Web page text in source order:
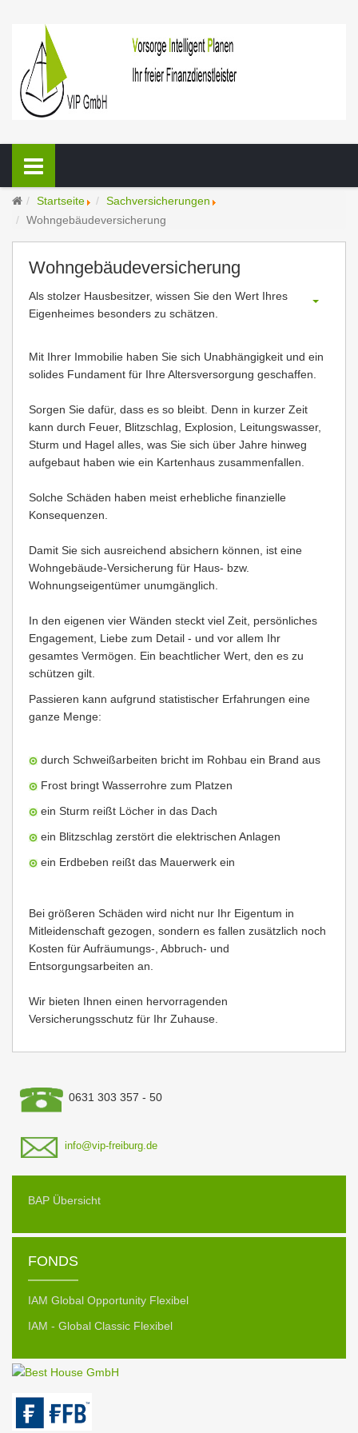
Startseite
Sachversicherungen
Wohngebäudeversicherung
Wohngebäudeversicherung
Als stolzer Hausbesitzer, wissen Sie den Wert Ihres
Eigenheimes besonders zu schätzen.
Mit Ihrer Immobilie haben Sie sich Unabhängigkeit und ein
solides Fundament für Ihre Altersversorgung geschaffen.
Sorgen Sie dafür, dass es so bleibt. Denn in kurzer Zeit
kann durch Feuer, Blitzschlag, Explosion, Leitungswasser,
Sturm und Hagel alles, was Sie sich über Jahre hinweg
aufgebaut haben wie ein Kartenhaus zusammenfallen.
Solche Schäden haben meist erhebliche finanzielle
Konsequenzen.
Damit Sie sich ausreichend absichern können, ist eine
Wohngebäude-Versicherung für Haus- bzw.
Wohnungseigentümer unumgänglich.
In den eigenen vier Wänden steckt viel Zeit, persönliches
Engagement, Liebe zum Detail - und vor allem Ihr
gesamtes Vermögen. Ein beachtlicher Wert, den es zu
schützen gilt.
Passieren kann aufgrund statistischer Erfahrungen eine
ganze Menge:
durch Schweißarbeiten bricht im Rohbau ein Brand aus
Frost bringt Wasserrohre zum Platzen
ein Sturm reißt Löcher in das Dach
ein Blitzschlag zerstört die elektrischen Anlagen
ein Erdbeben reißt das Mauerwerk ein
Bei größeren Schäden wird nicht nur Ihr Eigentum in
Mitleidenschaft gezogen, sondern es fallen zusätzlich noch
Kosten für Aufräumungs-, Abbruch- und
Entsorgungsarbeiten an.
Wir bieten Ihnen einen hervorragenden
Versicherungsschutz für Ihr Zuhause.
0631 303 357 - 50
info@vip-freiburg.de
BAP Übersicht
FONDS
IAM Global Opportunity Flexibel
IAM - Global Classic Flexibel